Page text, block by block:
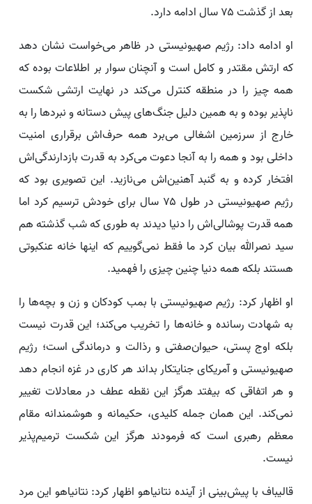
بعد از گذشت ۷۵ سال ادامه دارد.
او ادامه داد: رژیم صهیونیستی در ظاهر می‌خواست نشان دهد
که ارتش مقتدر و کامل است و آنچنان سوار بر اطلاعات بوده که
همه چیز را در منطقه کنترل می‌کند در نهایت ارتشی شکست
ناپذیر بوده و به همین دلیل جنگ‌های پیش دستانه و نبردها را به
خارج از سرزمین اشغالی می‌برد همه حرف‌اش برقراری امنیت
داخلی بود و همه را به آنجا دعوت می‌کرد به قدرت بازدارندگی‌اش
افتخار کرده و به گنبد آهنین‌اش می‌نازید. این تصویری بود که
رژیم صهیونیستی در طول ۷۵ سال برای خودش ترسیم کرد اما
همه قدرت پوشالی‌اش را دنیا دیدند به طوری که شب گذشته هم
سید نصرالله بیان کرد ما فقط نمی‌گوییم که اینها خانه عنکبوتی
هستند بلکه همه دنیا چنین چیزی را فهمید.
او اظهار کرد: رژیم صهیونیستی با بمب کودکان و زن و بچه‌ها را
به شهادت رسانده و خانه‌ها را تخریب می‌کند؛ این قدرت نیست
بلکه اوج پستی، حیوان‌صفتی و رذالت و درماندگی است؛ رژیم
صهیونیستی و آمریکای جنایتکار بداند هر کاری در غزه انجام دهد
و هر اتفاقی که بیفتد هرگز این نقطه عطف در معادلات تغییر
نمی‌کند. این همان جمله کلیدی، حکیمانه و هوشمندانه مقام
معظم رهبری است که فرمودند هرگز این شکست ترمیم‌پذیر
نیست.
قالیباف با پیش‌بینی از آینده نتانیاهو اظهار کرد: نتانیاهو این مرد